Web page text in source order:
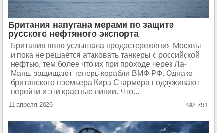
Британия напугана мерами по защите
русского нефтяного экспорта
Британия явно услышала предостережения Москвы –
и пока не решается атаковать танкеры с российской
нефтью, тем более что их при проходе через Ла-
Манш защищают теперь корабли ВМФ РФ. Однако
британского премьера Кира Стармера подзуживают
перейти и эти красные линии. Что...
11 апреля 2026 791